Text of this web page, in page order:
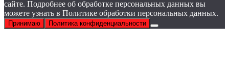
сайте. Подробнее об обработке персональных данных вы
можете узнать в Политике обработки персональных данных.
Принимаю Политика конфиденциальности